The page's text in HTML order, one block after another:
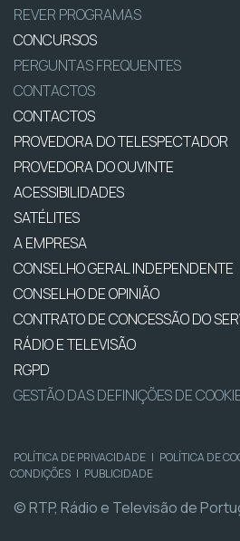
REVER PROGRAMAS
CONCURSOS
PERGUNTAS FREQUENTES
CONTACTOS
CONTACTOS
PROVEDORA DO TELESPECTADOR
PROVEDORA DO OUVINTE
ACESSIBILIDADES
SATÉLITES
A EMPRESA
CONSELHO GERAL INDEPENDENTE
CONSELHO DE OPINIÃO
CONTRATO DE CONCESSÃO DO
RÁDIO E TELEVISÃO
RGPD
GESTÃO DAS DEFINIÇÕES DE
POLÍTICA DE PRIVACIDADE | POLÍTICA DE
CONDIÇÕES | PUBLICIDADE
© RTP, Rádio e Televisão de